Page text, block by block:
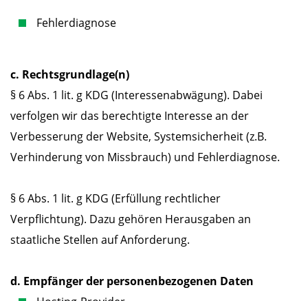
Fehlerdiagnose
c. Rechtsgrundlage(n)
§ 6 Abs. 1 lit. g KDG (Interessenabwägung). Dabei
verfolgen wir das berechtigte Interesse an der
Verbesserung der Website, Systemsicherheit (z.B.
Verhinderung von Missbrauch) und Fehlerdiagnose.
§ 6 Abs. 1 lit. g KDG (Erfüllung rechtlicher
Verpflichtung). Dazu gehören Herausgaben an
staatliche Stellen auf Anforderung.
d. Empfänger der personenbezogenen Daten